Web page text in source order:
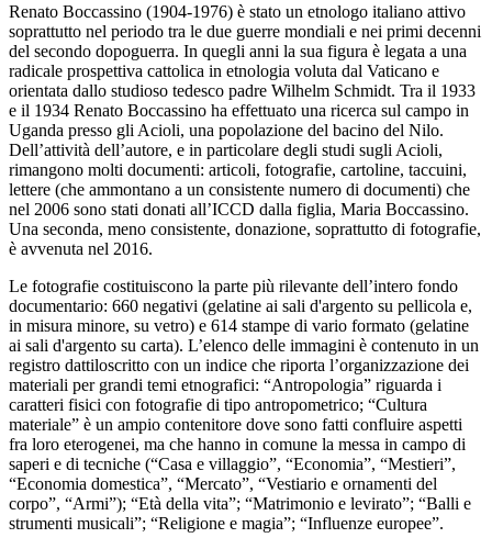
Renato Boccassino (1904-1976) è stato un etnologo italiano attivo
soprattutto nel periodo tra le due guerre mondiali e nei primi decenni
del secondo dopoguerra. In quegli anni la sua figura è legata a una
radicale prospettiva cattolica in etnologia voluta dal Vaticano e
orientata dallo studioso tedesco padre Wilhelm Schmidt. Tra il 1933
e il 1934 Renato Boccassino ha effettuato una ricerca sul campo in
Uganda presso gli Acioli, una popolazione del bacino del Nilo.
Dell’attività dell’autore, e in particolare degli studi sugli Acioli,
rimangono molti documenti: articoli, fotografie, cartoline, taccuini,
lettere (che ammontano a un consistente numero di documenti) che
nel 2006 sono stati donati all’ICCD dalla figlia, Maria Boccassino.
Una seconda, meno consistente, donazione, soprattutto di fotografie,
è avvenuta nel 2016.
Le fotografie costituiscono la parte più rilevante dell’intero fondo
documentario: 660 negativi (gelatine ai sali d'argento su pellicola e,
in misura minore, su vetro) e 614 stampe di vario formato (gelatine
ai sali d'argento su carta). L’elenco delle immagini è contenuto in un
registro dattiloscritto con un indice che riporta l’organizzazione dei
materiali per grandi temi etnografici: “Antropologia” riguarda i
caratteri fisici con fotografie di tipo antropometrico; “Cultura
materiale” è un ampio contenitore dove sono fatti confluire aspetti
fra loro eterogenei, ma che hanno in comune la messa in campo di
saperi e di tecniche (“Casa e villaggio”, “Economia”, “Mestieri”,
“Economia domestica”, “Mercato”, “Vestiario e ornamenti del
corpo”, “Armi”); “Età della vita”; “Matrimonio e levirato”; “Balli e
strumenti musicali”; “Religione e magia”; “Influenze europee”.